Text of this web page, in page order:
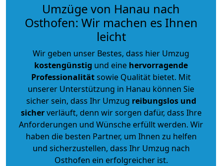
Umzüge von Hanau nach
Osthofen: Wir machen es Ihnen
leicht
Wir geben unser Bestes, dass hier Umzug
kostengünstig und eine hervorragende
Professionalitätsowie Qualität bietet. Mit
unserer Unterstützung in Hanau können Sie
sicher sein, dass Ihr Umzug reibungslos und
sicherverläuft, denn wir sorgen dafür, dass Ihre
Anforderungen und Wünsche erfüllt werden. Wir
haben die besten Partner, um Ihnen zu helfen
und sicherzustellen, dass Ihr Umzug nach
Osthofen ein erfolgreicher ist.